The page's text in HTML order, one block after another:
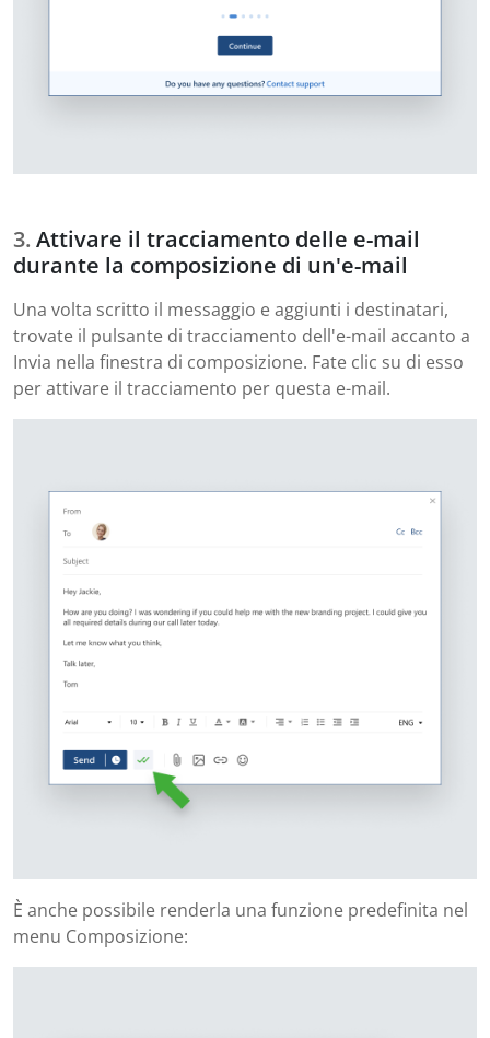
Attivare il tracciamento delle e-mail
durante la composizione di un'e-mail
Una volta scritto il messaggio e aggiunti i destinatari,
trovate il pulsante di tracciamento dell'e-mail accanto a
Invia nella finestra di composizione. Fate clic su di esso
per attivare il tracciamento per questa e-mail.
È anche possibile renderla una funzione predefinita nel
menu Composizione: